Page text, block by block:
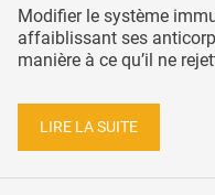
Modifier le système
affaiblissant ses
manière à ce qu’il ne
LIRE LA SUITE